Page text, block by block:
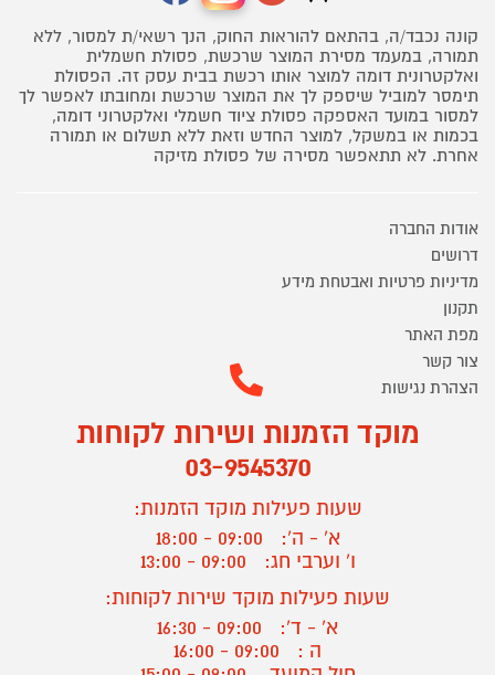
קונה נכבד/ה, בהתאם להוראות החוק, הנך רשאי/ת למסור, ללא
תמורה, במעמד מסירת המוצר שרכשת, פסולת חשמלית
ואלקטרונית דומה למוצר אותו רכשת בבית עסק זה. הפסולת
תימסר למוביל שיספק לך את המוצר שרכשת ומחובתו לאפשר לך
למסור במועד האספקה פסולת ציוד חשמלי ואלקטרוני דומה,
בכמות או במשקל, למוצר החדש וזאת ללא תשלום או תמורה
אחרת. לא תתאפשר מסירה של פסולת מזיקה
אודות החברה
דרושים
מדיניות פרטיות ואבטחת מידע
תקנון
מפת האתר
צור קשר
הצהרת נגישות
מוקד הזמנות ושירות לקוחות
03-9545370
שעות פעילות מוקד הזמנות:
א' - ה':
09:00 - 18:00
ו' וערבי חג:
09:00 - 13:00
שעות פעילות מוקד שירות לקוחות:
א' - ד':
09:00 - 16:30
ה :
09:00 - 16:00